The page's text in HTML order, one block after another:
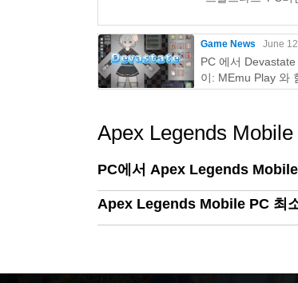
Game News June
PC 에서
이: MEmu Play 와
이밍 가이드
Apex Legends
PC에서 Apex Legends
Apex Legends Mobile PC 최